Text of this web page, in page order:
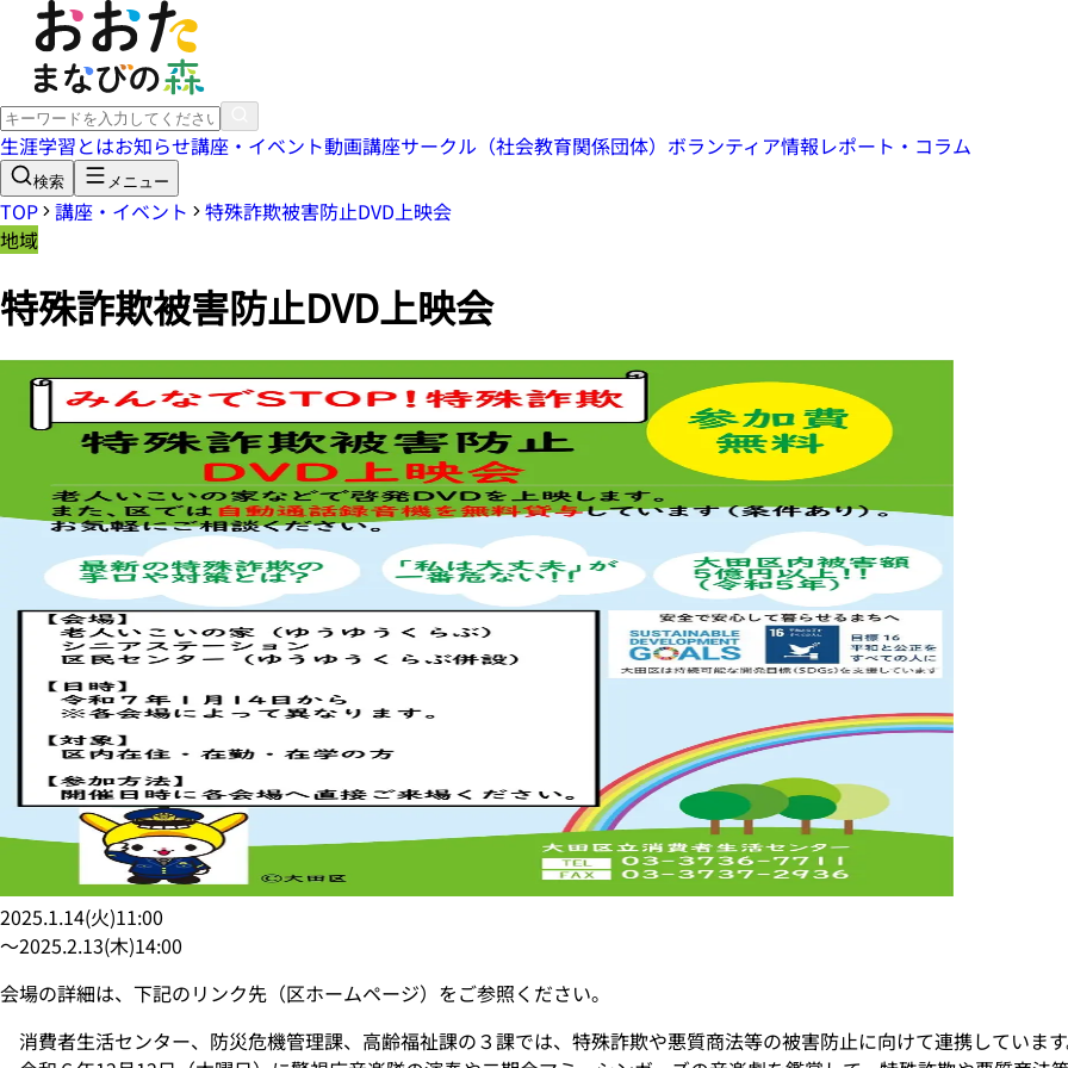
生涯学習とはお知らせ講座・イベント動画講座サークル（社会教育関係団体） ボランティア情報レポート・コラム
検索 メニュー
TOP 講座・イベント
特殊詐欺被害防止DVD上映会
地域
特殊詐欺被害防止DVD上映会
2025.1.14(火)11:00
〜2025.2.13(木)14:00
会場の詳細は、下記のリンク先（区ホームページ）をご参照ください。
消費者生活センター、防災危機管理課、高齢福祉課の３課では、特殊詐欺や悪質商法等の被害防止に向けて連携していま